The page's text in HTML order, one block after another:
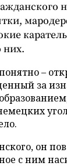
них.
–
за
он
с ним